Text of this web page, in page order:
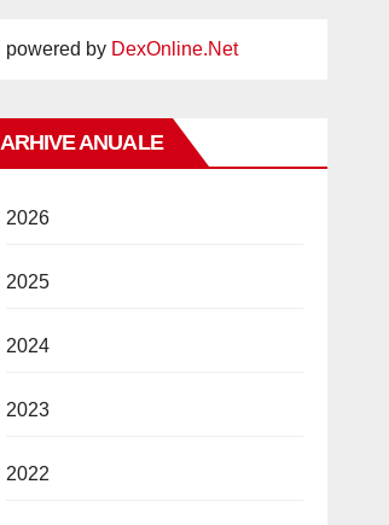
powered by DexOnline.Net
ARHIVE ANUALE
2026
2025
2024
2023
2022